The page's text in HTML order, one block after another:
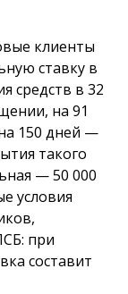
клиенты
ставку в
средств в 32
на 91
150 дней —
такого
— 50 000
условия
при
составит